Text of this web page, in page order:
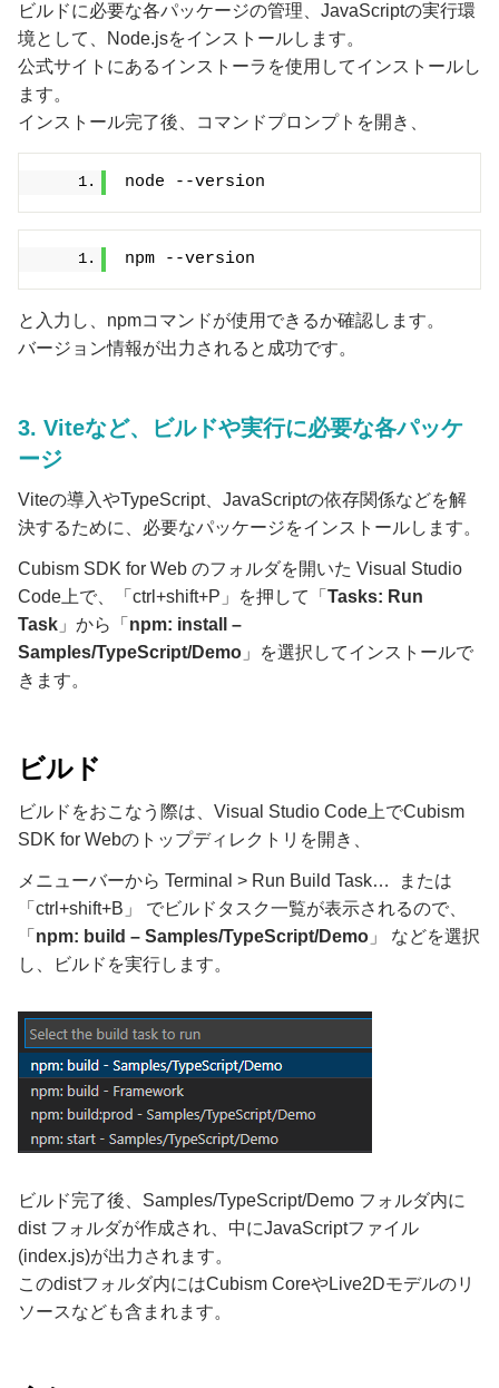
ビルドに必要な各パッケージの管理、JavaScriptの実行環
境として、Node.jsをインストールします。
公式サイトにあるインストーラを使用してインストールし
ます。
インストール完了後、コマンドプロンプトを開き、
node --version
npm --version
と入力し、npmコマンドが使用できるか確認します。
バージョン情報が出力されると成功です。
3. Viteなど、ビルドや実行に必要な各パッケ
ージ
Viteの導入やTypeScript、JavaScriptの依存関係などを解
決するために、必要なパッケージをインストールします。
Cubism SDK for Web のフォルダを開いた Visual Studio
Code上で、「ctrl+shift+P」を押して「 Tasks: Run
Task 」から「 npm: install –
Samples/TypeScript/Demo 」を選択してインストールで
きます。
ビルド
ビルドをおこなう際は、Visual Studio Code上でCubism
SDK for Webのトップディレクトリを開き、
メニューバーから Terminal > Run Build Task… または
「ctrl+shift+B」 でビルドタスク一覧が表示されるので、
「 npm: build – Samples/TypeScript/Demo 」 などを選択
し、ビルドを実行します。
ビルド完了後、Samples/TypeScript/Demo フォルダ内に
dist フォルダが作成され、中にJavaScriptファイル
(index.js)が出力されます。
このdistフォルダ内にはCubism CoreやLive2Dモデルのリ
ソースなども含まれます。